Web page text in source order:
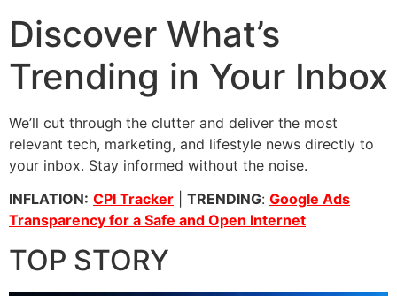
Discover What’s
Trending in Your Inbox
We’ll cut through the clutter and deliver the most
relevant tech, marketing, and lifestyle news directly to
your inbox. Stay informed without the noise.
INFLATION: CPI Tracker TRENDING: Google Ads
Transparency for a Safe and Open Internet
TOP STORY